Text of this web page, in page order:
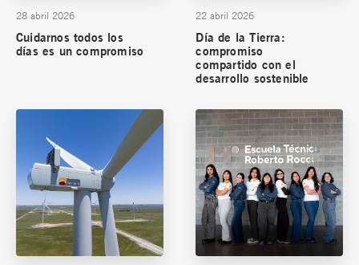
28 abril 2026
Cuidarnos todos los
días es un compromiso
22 abril 2026
Día de la Tierra:
compromiso
compartido con el
desarrollo sostenible